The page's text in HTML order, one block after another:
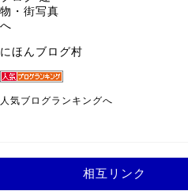
にほんブログ村
人気ブログランキングへ
相互リンク